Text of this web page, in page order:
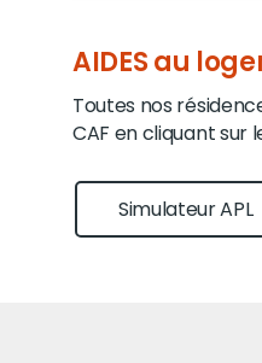
AIDES au
Toutes nos
CAF en cliquant sur
Simulateur APL